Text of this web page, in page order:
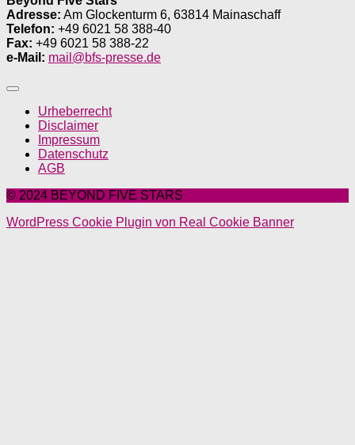
Adresse: Am Glockenturm 6, 63814 Mainaschaff
Telefon: +49 6021 58 388-40
Fax: +49 6021 58 388-22
e-Mail: mail@bfs-presse.de
Urheberrecht
Disclaimer
Impressum
Datenschutz
AGB
© 2024 BEYOND FIVE STARS
WordPress Cookie Plugin von Real Cookie Banner